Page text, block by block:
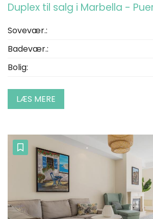
Duplex til salg i Marbella -
Sovevær.:
Badevær.:
Bolig:
LÆS MERE